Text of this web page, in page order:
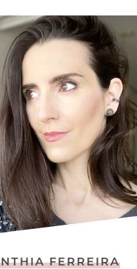
FERREIRA